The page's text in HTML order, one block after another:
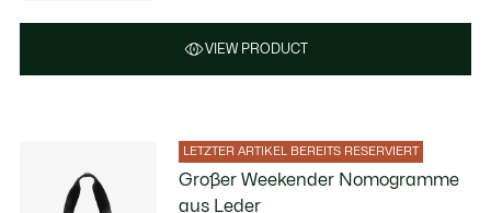
VIEW PRODUCT
LETZTER ARTIKEL BEREITS RESERVIERT
Großer Weekender Nomogramme
aus Leder